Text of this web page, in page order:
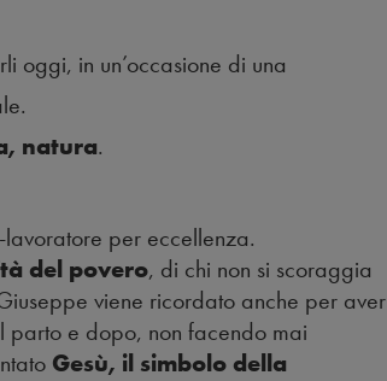
oggi, in un’occasione di una
natura.
per eccellenza.
del povero, di chi non si scoraggia
viene ricordato anche per aver
parto e dopo, non facendo mai
Gesù, il simbolo della